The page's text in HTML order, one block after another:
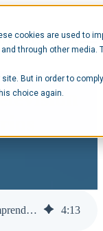
cookies are used to
through other media.
But in order to
choice again.
main navigation
Películas y programas de TV para emprendedores | Opentop 4:13